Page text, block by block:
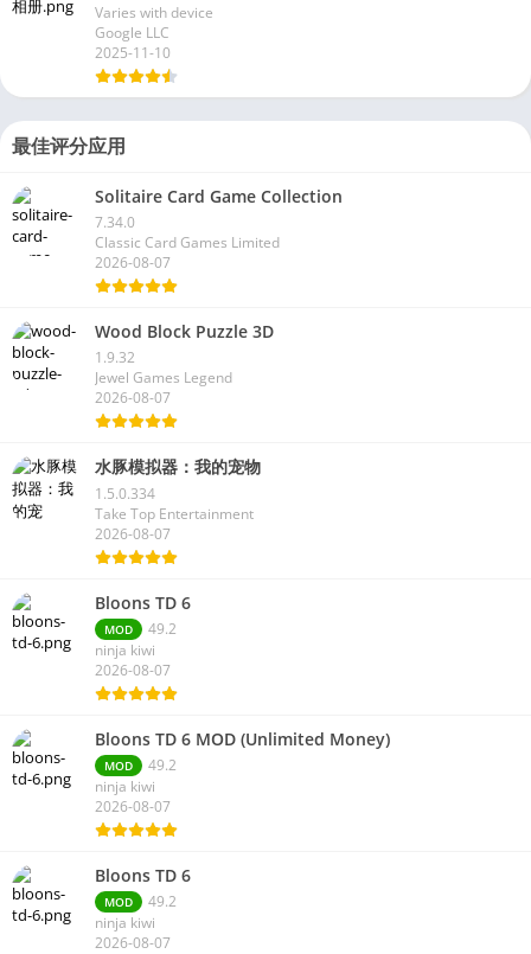
Varies with device
Google LLC
2025-11-10
最佳评分应用
Solitaire Card Game Collection
7.34.0
Classic Card Games Limited
2026-08-07
Wood Block Puzzle 3D
1.9.32
Jewel Games Legend
2026-08-07
水豚模拟器：我的宠物
1.5.0.334
Take Top Entertainment
2026-08-07
Bloons TD 6
MOD
49.2
ninja kiwi
2026-08-07
Bloons TD 6 MOD (Unlimited Money)
MOD
49.2
ninja kiwi
2026-08-07
Bloons TD 6
MOD
49.2
ninja kiwi
2026-08-07